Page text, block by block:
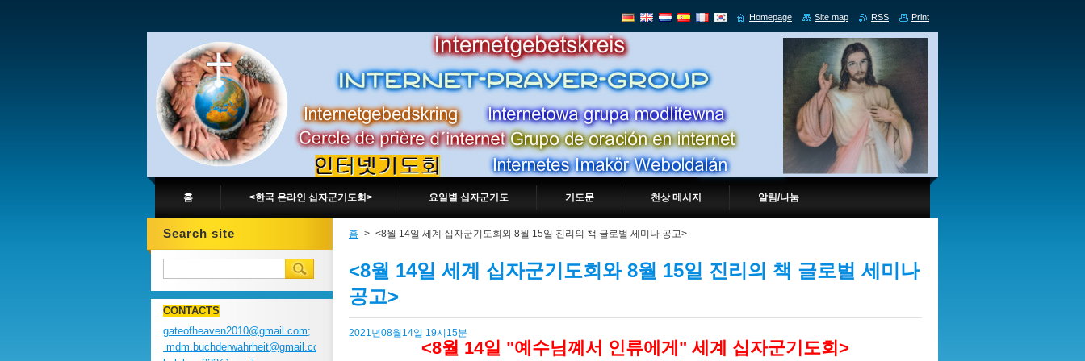
홈 <한국 온라인 십자군기도회> 요일별 십자군기도 기도문 천상 메시지 알림/나눔
홈 > <8월 14일 세계 십자군기도회와 8월 15일 진리의 책 글로벌 세미나 공고>
<8월 14일 세계 십자군기도회와 8월 15일 진리의 책 글로벌 세미나
공고>
2021년08월14일 19시15분
<8월 14일 "예수님꼐서 인류에게" 세계 십자군기도회>
Search site
CONTACTS
gateofheaven2010@gmail.com;
mdm.buchderwahrheit@gmail.com;
Homepage Site map RSS Print